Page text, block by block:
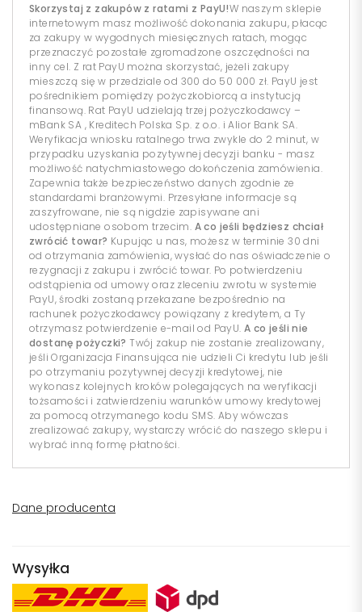
Skorzystaj z zakupów z ratami z PayU!W naszym sklepie
internetowym masz możliwość dokonania zakupu, płacąc
za zakupy w wygodnych miesięcznych ratach, mogąc
przeznaczyć pozostałe zgromadzone oszczędności na
inny cel. Z rat PayU można skorzystać, jeżeli zakupy
mieszczą się w przedziale od 300 do 50 000 zł. PayU jest
pośrednikiem pomiędzy pożyczkobiorcą a instytucją
finansową. Rat PayU udzielają trzej pożyczkodawcy –
mBank SA , Kreditech Polska Sp. z o.o. i Alior Bank SA.
Weryfikacja wniosku ratalnego trwa zwykle do 2 minut, w
przypadku uzyskania pozytywnej decyzji banku - masz
możliwość natychmiastowego dokończenia zamówienia.
Zapewnia także bezpieczeństwo danych zgodnie ze
standardami branżowymi. Przesyłane informacje są
zaszyfrowane, nie są nigdzie zapisywane ani
udostępniane osobom trzecim. A co jeśli będziesz chciał
zwrócić towar? Kupując u nas, możesz w terminie 30 dni
od otrzymania zamówienia, wysłać do nas oświadczenie o
rezygnacji z zakupu i zwrócić towar. Po potwierdzeniu
odstąpienia od umowy oraz zleceniu zwrotu w systemie
PayU, środki zostaną przekazane bezpośrednio na
rachunek pożyczkodawcy powiązany z kredytem, a Ty
otrzymasz potwierdzenie e-mail od PayU. A co jeśli nie
dostanę pożyczki? Twój zakup nie zostanie zrealizowany,
jeśli Organizacja Finansująca nie udzieli Ci kredytu lub jeśli
po otrzymaniu pozytywnej decyzji kredytowej, nie
wykonasz kolejnych kroków polegających na weryfikacji
tożsamości i zatwierdzeniu warunków umowy kredytowej
za pomocą otrzymanego kodu SMS. Aby wówczas
zrealizować zakupy, wystarczy wrócić do naszego sklepu i
wybrać inną formę płatności.
Dane producenta
Wysyłka